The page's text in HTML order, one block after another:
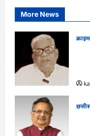
More News
क्राइम